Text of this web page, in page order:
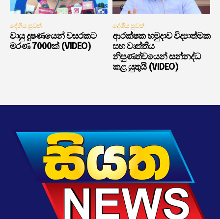
දේශීය පුවත්
වායු දූෂණයෙන් වසරකට
මරණ 7000ක් (VIDEO)
දේශීය පුවත්
ආරක්ෂක හමුදාව විද්‍යාත්මක
සහ වෘත්තීය
නිපුණත්වයෙන් සන්නද්ධ
කළ යුතුයි (VIDEO)